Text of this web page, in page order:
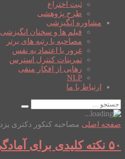
ثبت اختراع
طرح پژوهشی
مشاوره انگیزشی
فیلم ها و سخنان انگیزشی
مصاحبه با رتبه های برتر
غرور یا اعتماد به نفس
تمرینات کنترل استرس
رهایی از افکار منفی
NLP
ارتباط با ما
صفحه اصلی مصاحبه کنکور دکتری یزد
۵۰ نکته کلیدی برای آمادگی مصاحبه دکتری + فیلم آموزشی